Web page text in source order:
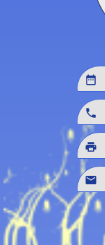
date_range
local_phone
local_printshop
mail